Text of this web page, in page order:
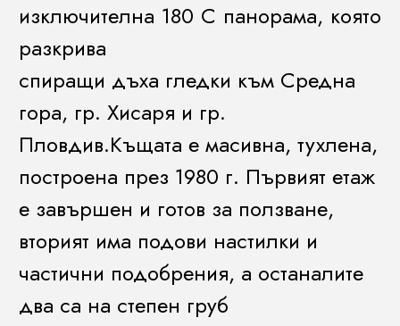
изключителна 180 C панорама, която
разкрива
спиращи дъха гледки към Средна
гора, гр. Хисаря и гр.
Пловдив.Къщата е масивна, тухлена,
построена през 1980 г. Първият етаж
е завършен и готов за ползване,
вторият има подови настилки и
частични подобрения, а останалите
два са на степен груб